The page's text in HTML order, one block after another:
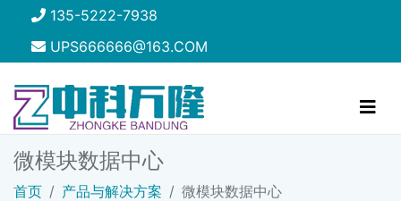
135-5222-7938
UPS666666@163.COM
微模块数据中心
首页 产品与解决方案 微模块数据中心